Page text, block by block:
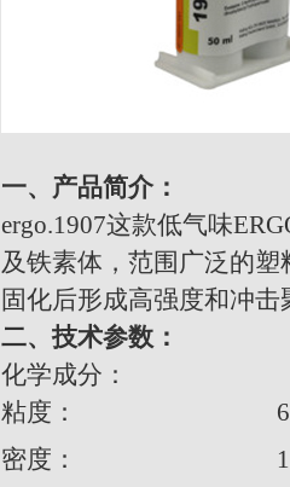
一、产品简介：
ergo.1907这款低气味
及铁素体，范围广泛的
固化后形成高强度和冲
二、技术参数 ：
化学成分： 改
粘度： 6000 -
密度： 1.06-